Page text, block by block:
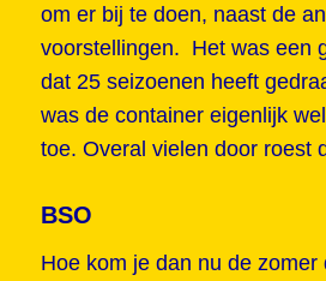
om er bij te doen, naast de
voorstellingen. Het was een
dat 25 seizoenen heeft
was de container eigenlijk
toe. Overal vielen door roest
BSO
Hoe kom je dan nu de zomer